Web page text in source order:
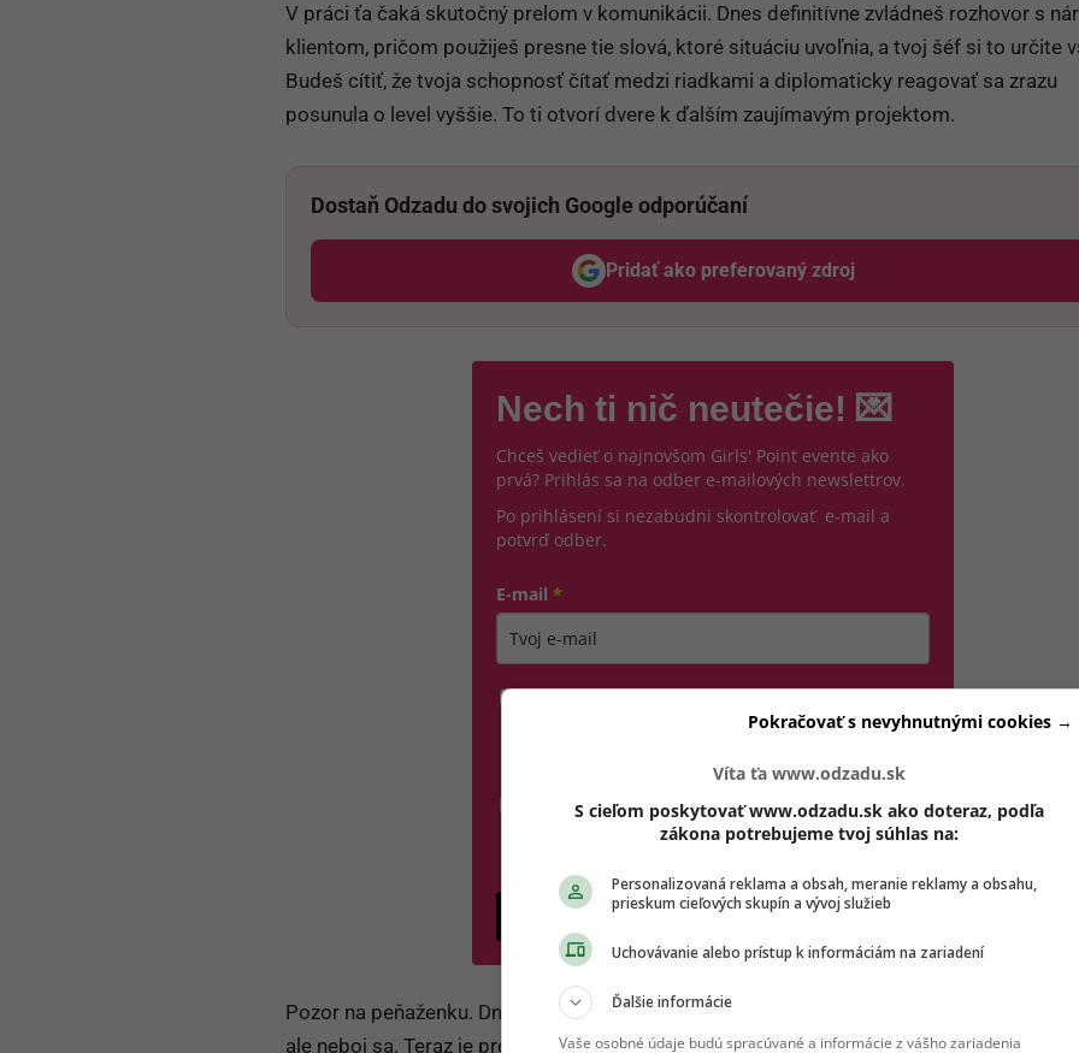
V práci ťa čaká skutočný prelom v komunikácii. Dnes definitívne zvládneš rozhovor s
klientom, pričom použiješ presne tie slová, ktoré situáciu uvoľnia, a tvoj šéf si to určite
Budeš cítiť, že tvoja schopnosť čítať medzi riadkami a diplomaticky reagovať sa zrazu
posunula o level vyššie. To ti otvorí dvere k ďalším zaujímavým projektom.
Dostaň Odzadu do svojich Google odporúčaní
Pridať ako preferovaný zdroj
Odzadu, odkaz sa otvorí v novom okne
Nech ti nič neutečie! 💌
Chceš vedieť o najnovšom Girls' Point evente ako
prvá? Prihlás sa na odber e-mailových newslettrov.
Po prihlásení si nezabudni skontrolovať e-mail a
potvrď odber.
E-mail *
na eventy a inšpiráciu od Girls' Point a vašich partnerov.
Súhlasím so spracovaním mojich osobných údajov v súlade s
Podmienok ochrany súkromia(otvorí sa v novom okne)
a Podmienok
Prihlásiť sa na odber
Pozor na peňaženku. Dnes možno dostaneš vyúčtovanie za energie a suma ťa trochu
ale neboj sa. Teraz je presne ten správny moment urobiť porovnanie dodávateľov a
Víta ťa www.odzadu.sk
S cieľom poskytovať www.odzadu.sk ako doteraz, podľa
zákona potrebujeme tvoj súhlas na:
Personalizovaná reklama a obsah, meranie reklamy a obsahu,
prieskum cieľových skupín a vývoj služieb
Uchovávanie alebo prístup k informáciám na zariadení
Ďalšie informácie
Vaše osobné údaje budú spracúvané a informácie z vášho zariadenia
Pokračovať s nevyhnutnými cookies →